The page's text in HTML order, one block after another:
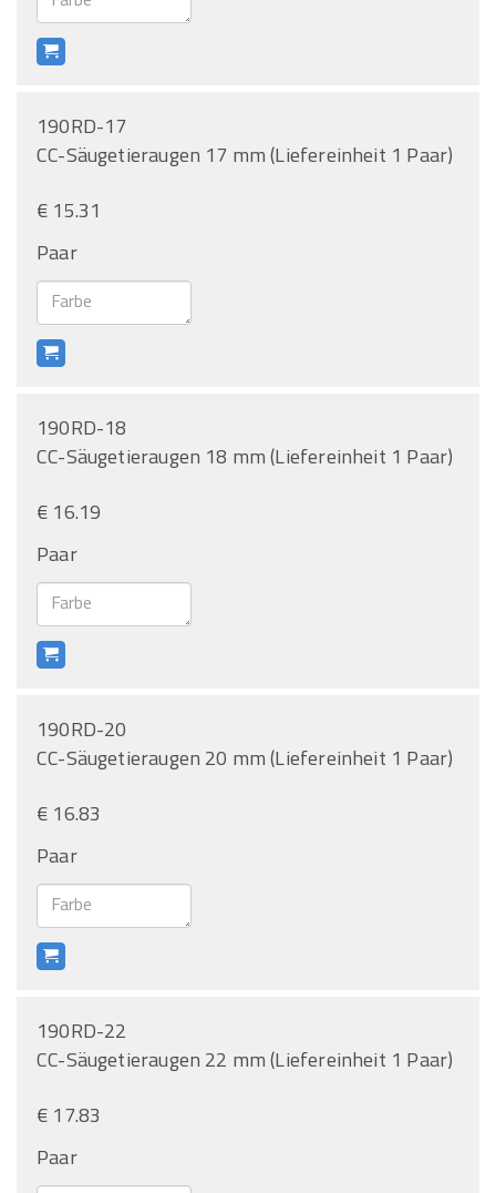
190RD-17
CC-Säugetieraugen 17 mm (Liefereinheit 1 Paar)
€ 15.31
Paar
190RD-18
CC-Säugetieraugen 18 mm (Liefereinheit 1 Paar)
€ 16.19
Paar
190RD-20
CC-Säugetieraugen 20 mm (Liefereinheit 1 Paar)
€ 16.83
Paar
190RD-22
CC-Säugetieraugen 22 mm (Liefereinheit 1 Paar)
€ 17.83
Paar